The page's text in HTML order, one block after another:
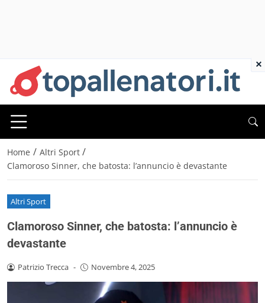
Home / Altri Sport /
Clamoroso Sinner, che batosta: l’annuncio è devastante
Altri Sport
Clamoroso Sinner, che batosta: l’annuncio è
devastante
Patrizio Trecca - Novembre 4, 2025
×